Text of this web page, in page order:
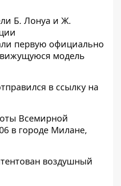
Б. Лонуа и Ж.
первую официально
модель
в ссылку на
Всемирной
в городе Милане,
воздушный